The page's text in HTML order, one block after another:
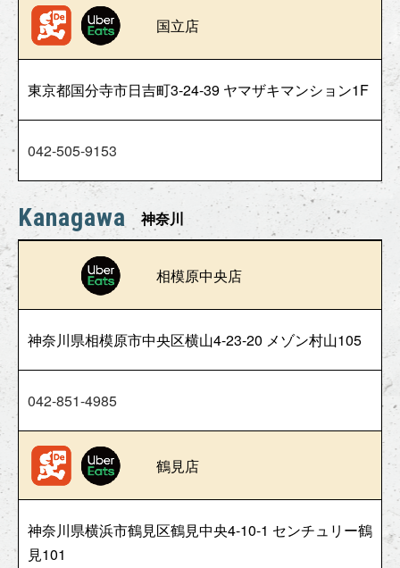
国立店
東京都国分寺市日吉町3-24-39 ヤマザキマンション1F
042-505-9153
Kanagawa 神奈川
相模原中央店
神奈川県相模原市中央区横山4-23-20 メゾン村山105
042-851-4985
鶴見店
神奈川県横浜市鶴見区鶴見中央4-10-1 センチュリー鶴
見101